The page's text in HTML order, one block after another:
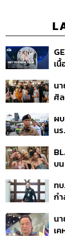
เ
น
ศิ
ถ
‘
ผ
น
ด
บ
ค
ท
ก
ห
ข้
น
เ